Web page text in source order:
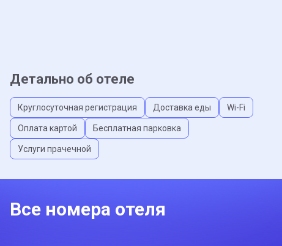
Детально об отеле
Круглосуточная регистрация Доставка еды Wi-Fi
Оплата картой Бесплатная парковка
Услуги прачечной
Все номера отеля